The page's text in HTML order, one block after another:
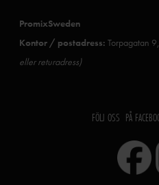
PromixSweden
Kontor / postadress: Torpagatan
eller returadress)
FÖLJ OSS PÅ